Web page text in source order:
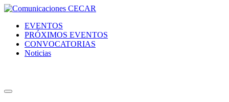
EVENTOS
PRÓXIMOS EVENTOS
CONVOCATORIAS
Noticias